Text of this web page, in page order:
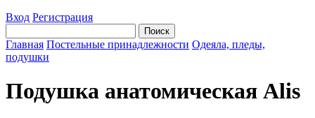
Вход Регистрация
Главная Постельные принадлежности Одеяла, пледы,
подушки
Подушка анатомическая Alis